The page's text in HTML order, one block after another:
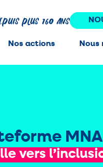
plus 160 ans
Nos actions Nous
vers